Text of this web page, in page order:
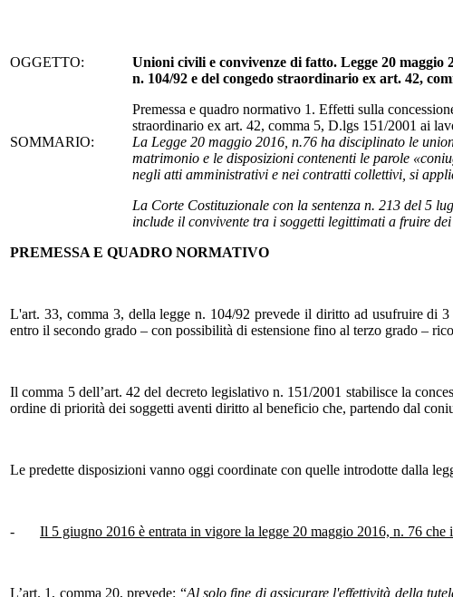
OGGETTO:
Unioni civili e convivenze di fatto. Legge 20 maggio
n. 104/92 e del congedo straordinario ex art. 42,
Premessa e quadro normativo 1. Effetti sulla
straordinario ex art. 42, comma 5, D.lgs 151/2001 ai
SOMMARIO:
La Legge 20 maggio 2016, n.76 ha disciplinato le
matrimonio e le disposizioni contenenti le parole
negli atti amministrativi e nei contratti collettivi, si
La Corte Costituzionale con la sentenza n. 213 del 5
include il convivente tra i soggetti legittimati a fruire
PREMESSA E QUADRO NORMATIVO
L'art. 33, comma 3, della legge n. 104/92 prevede il diritto ad usufruire di
entro il secondo grado – con possibilità di estensione fino al terzo grado –
Il comma 5 dell’art. 42 del decreto legislativo n. 151/2001 stabilisce la
ordine di priorità dei soggetti aventi diritto al beneficio che, partendo dal
Le predette disposizioni vanno oggi coordinate con quelle introdotte dalla
- Il 5 giugno 2016 è entrata in vigore la legge 20 maggio 2016, n. 76 che
L’art. 1, comma 20, prevede: “Al solo fine di assicurare l'effettività della